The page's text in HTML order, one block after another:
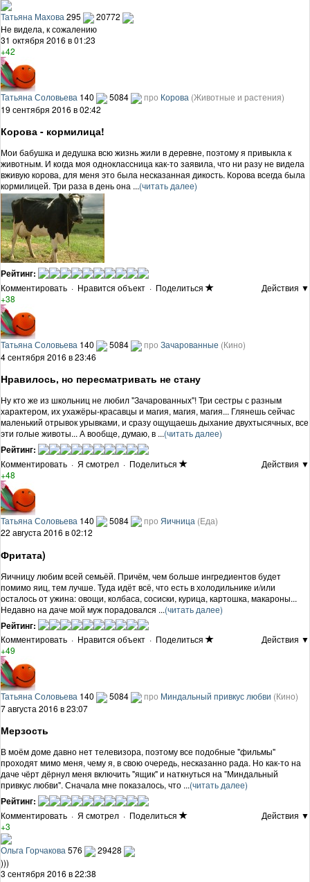
Татьяна Махова 295
20772
Не видела, к сожалению
31 октября 2016 в 01:23
+42
Татьяна Соловьева 140 5084 про Корова (Животные и растения)
19 сентября 2016 в 02:42
Корова - кормилица!
Мои бабушка и дедушка всю жизнь жили в деревне, поэтому я привыкла к
животным. И когда моя одноклассница как-то заявила, что ни разу не видела
вживую корова, для меня это была несказанная дикость. Корова всегда была
кормилицей. Три раза в день она ...(читать далее)
Рейтинг:
Комментировать · Нравится объект · Поделиться
Действия ▼
+38
Татьяна Соловьева 140 5084 про Зачарованные (Кино)
4 сентября 2016 в 23:46
Нравилось, но пересматривать не стану
Ну кто же из школьниц не любил "Зачарованных"! Три сестры с разным
характером, их ухажёры-красавцы и магия, магия, магия... Глянешь сейчас
маленький отрывок урывками, и сразу ощущаешь дыхание двухтысячных, все
эти голые животы... А вообще, думаю, в ...(читать далее)
Рейтинг:
Комментировать · Я смотрел · Поделиться
Действия ▼
+48
Татьяна Соловьева 140 5084 про Яичница (Еда)
22 августа 2016 в 02:12
Фритата)
Яичницу любим всей семьёй. Причём, чем больше ингредиентов будет
помимо яиц, тем лучше. Туда идёт всё, что есть в холодильнике и/или
осталось от ужина: овощи, колбаса, сосиски, курица, картошка, макароны...
Недавно на даче мой муж порадовался ...(читать далее)
Рейтинг:
Комментировать · Нравится объект · Поделиться
Действия ▼
+49
Татьяна Соловьева 140 5084 про Миндальный привкус любви (Кино)
7 августа 2016 в 23:07
Мерзость
В моём доме давно нет телевизора, поэтому все подобные "фильмы"
проходят мимо меня, чему я, в свою очередь, несказанно рада. Но как-то на
даче чёрт дёрнул меня включить "ящик" и наткнуться на "Миндальный
привкус любви". Сначала мне показалось, что ...(читать далее)
Рейтинг:
Комментировать · Я смотрел · Поделиться
Действия ▼
+3
Ольга Горчакова 576
29428
)))
3 сентября 2016 в 22:38